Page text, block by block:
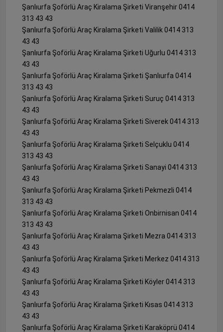
Şanlıurfa Şoförlü Araç Kiralama Şirketi Viranşehir 0414
313 43 43
Şanlıurfa Şoförlü Araç Kiralama Şirketi Valilik 0414 313
43 43
Şanlıurfa Şoförlü Araç Kiralama Şirketi Uğurlu 0414 313
43 43
Şanlıurfa Şoförlü Araç Kiralama Şirketi Şanlıurfa 0414
313 43 43
Şanlıurfa Şoförlü Araç Kiralama Şirketi Suruç 0414 313
43 43
Şanlıurfa Şoförlü Araç Kiralama Şirketi Siverek 0414 313
43 43
Şanlıurfa Şoförlü Araç Kiralama Şirketi Selçuklu 0414
313 43 43
Şanlıurfa Şoförlü Araç Kiralama Şirketi Sanayi 0414 313
43 43
Şanlıurfa Şoförlü Araç Kiralama Şirketi Pekmezli 0414
313 43 43
Şanlıurfa Şoförlü Araç Kiralama Şirketi Onbirnisan 0414
313 43 43
Şanlıurfa Şoförlü Araç Kiralama Şirketi Mezra 0414 313
43 43
Şanlıurfa Şoförlü Araç Kiralama Şirketi Merkez 0414 313
43 43
Şanlıurfa Şoförlü Araç Kiralama Şirketi Köyler 0414 313
43 43
Şanlıurfa Şoförlü Araç Kiralama Şirketi Kısas 0414 313
43 43
Şanlıurfa Şoförlü Araç Kiralama Şirketi Karaköprü 0414